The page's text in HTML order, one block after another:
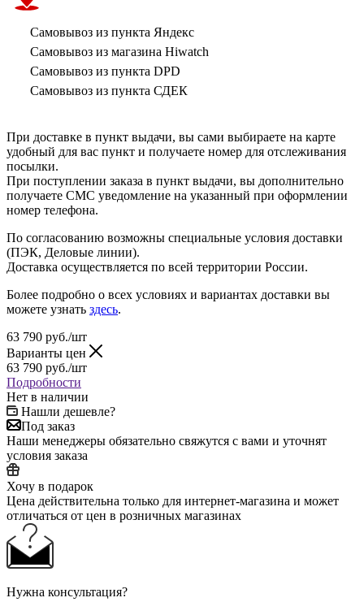
Самовывоз из пункта Яндекс
Самовывоз из магазина Hiwatch
Самовывоз из пункта DPD
Самовывоз из пункта СДЕК
При доставке в пункт выдачи, вы сами выбираете на карте
удобный для вас пункт и получаете номер для отслеживания
посылки.
При поступлении заказа в пункт выдачи, вы дополнительно
получаете СМС уведомление на указанный при оформлении
номер телефона.
По согласованию возможны специальные условия доставки
(ПЭК, Деловые линии).
Доставка осуществляется по всей территории России.
Более подробно о всех условиях и вариантах доставки вы
можете узнать здесь.
63 790 руб./шт
Варианты цен
63 790 руб./шт
Подробности
Нет в наличии
Нашли дешевле?
Под заказ
Наши менеджеры обязательно свяжутся с вами и уточнят
условия заказа
Хочу в подарок
Цена действительна только для интернет-магазина и может
отличаться от цен в розничных магазинах
Нужна консультация?